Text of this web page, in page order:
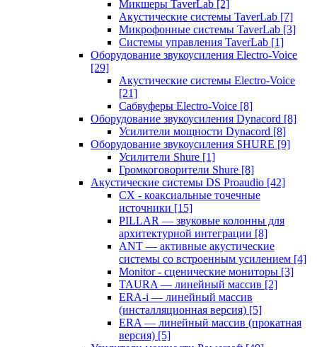
Микшеры TaverLab [2]
Акустические системы TaverLab [7]
Микрофонные системы TaverLab [3]
Системы управления TaverLab [1]
Оборудование звукоусиления Electro-Voice
[29]
Акустические системы Electro-Voice
[21]
Сабвуферы Electro-Voice [8]
Оборудование звукоусиления Dynacord [8]
Усилители мощности Dynacord [8]
Оборудование звукоусиления SHURE [9]
Усилители Shure [1]
Громкоговорители Shure [8]
Акустические системы DS Proaudio [42]
CX - коаксиальные точечные
источники [15]
PILLAR — звуковые колонны для
архитектурной интеграции [8]
ANT — активные акустические
системы со встроенным усилением [4]
Monitor - сценические мониторы [3]
TAURA — линейный массив [2]
ERA-i — линейный массив
(инсталляционная версия) [5]
ERA — линейный массив (прокатная
версия) [5]